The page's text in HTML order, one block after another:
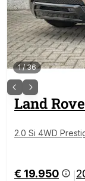
1/36
Land
2.0 Si 4WD
€ 19.950